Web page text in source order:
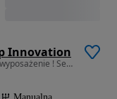
Innovation
1598 cm3 • 110 KM • Lift ! Super stan ! Bogate wyposażenie ! Serwis !